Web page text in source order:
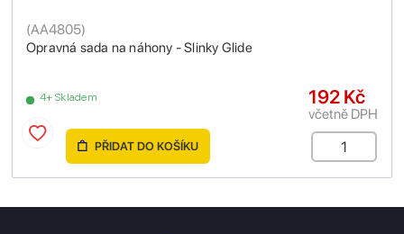
Opravná sada na náhony - Slinky Glide
(AA4805)
4+ Skladem 192 Kč
včetně DPH
PŘIDAT DO KOŠÍKU